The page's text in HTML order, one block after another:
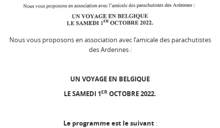
Nous vous proposons en association avec l’amicale des parachutistes
des Ardennes :
UN VOYAGE EN BELGIQUE
LE SAMEDI 1 ER OCTOBRE 2022.
Le programme est le suivant: